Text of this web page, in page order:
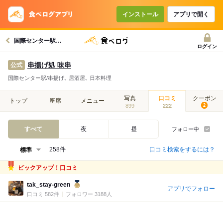
インストール アプリで開く
国際センター駅グルメへ
ログイン
公式 串揚げ処 味串
国際センター駅/串揚げ､ 居酒屋､ 日本料理
トップ 座席 メニュー 写真
899
口コミ
222
クーポン
2
すべて 夜 昼 フォロー中
258件 口コミ検索をするには？
ピックアップ！口コミ
tak_stay-green
口コミ 582件 フォロワー 3188人
アプリでフォロー